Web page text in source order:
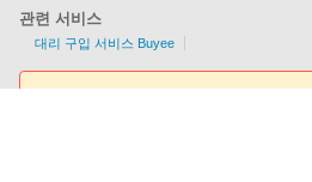
관련 서비스
대리 구입 서비스 Buyee